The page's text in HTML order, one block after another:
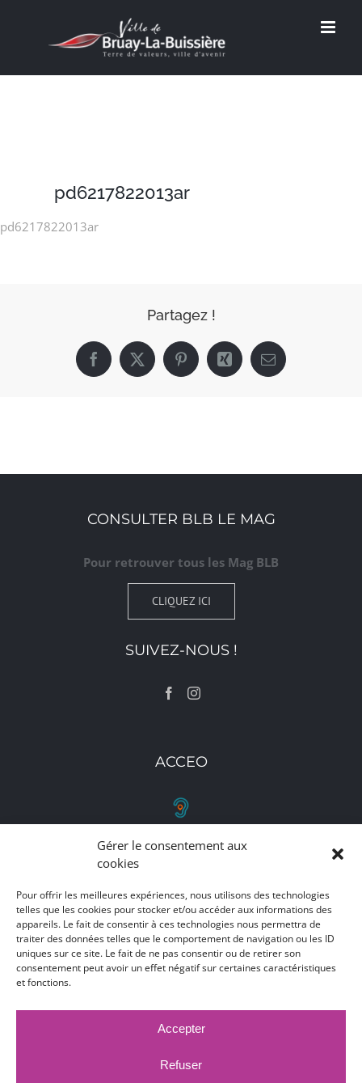
Gérer le consentement aux
cookies
Pour offrir les meilleures expériences, nous utilisons des technologies
telles que les cookies pour stocker et/ou accéder aux informations des
appareils. Le fait de consentir à ces technologies nous permettra de
traiter des données telles que le comportement de navigation ou les ID
uniques sur ce site. Le fait de ne pas consentir ou de retirer son
consentement peut avoir un effet négatif sur certaines caractéristiques
et fonctions.
Accepter
Refuser
pd6217822013ar
pd6217822013ar
Partagez !
Facebook
X PinterestXing Email
CONSULTER BLB LE MAG
Pour retrouver tous les Mag BLB
CLIQUEZ ICI
SUIVEZ-NOUS !
ACCEO
RETROUVEZ-NOUS
Toutes nos adresses, coordonnées et horaires
d'ouverture
CLIQUEZ ICI
PUBLICATIONS LÉGALES